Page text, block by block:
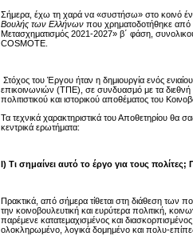
Σήμερα, έχω τη χαρά να «συστήσω» στο κοινό
Βουλής των Ελλήνων που χρηματοδοτήθηκε από
Μετασχηματισμός 2021-2027» β΄ φάση,
COSMOTE.
Στόχος του Έργου ήταν η δημιουργία ενός
επικοινωνιών (ΤΠΕ), σε συνδυασμό με τα διεθνή
πολιτιστικού και ιστορικού αποθέματος του
Τα τεχνικά χαρακτηριστικά του Αποθετηρίου
κεντρικά ερωτήματα:
Ι) Τι σημαίνει αυτό το έργο για τους
Πρακτικά, από σήμερα τίθεται στη διάθεση των
την κοινοβουλευτική και ευρύτερα πολιτική,
παρέμενε κατατεμαχισμένος και
ολοκληρωμένο, λογικά δομημένο και πολυ-